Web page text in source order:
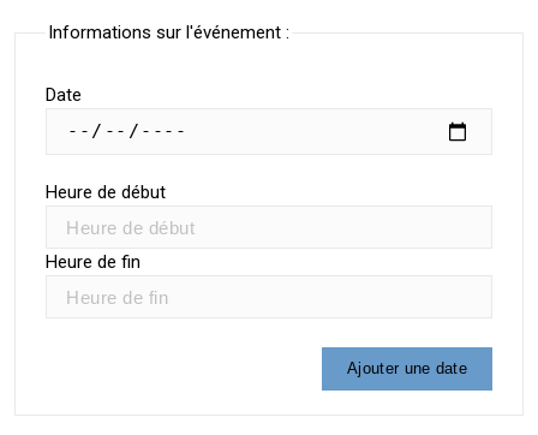
Informations sur l'événement :
Date
Heure de début
Heure de fin
Ajouter une date